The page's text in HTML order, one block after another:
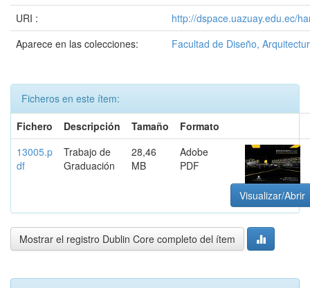
URI :
http://dspace.uazuay.edu.ec/
Aparece en las colecciones:
Facultad de Diseño,
Ficheros en este ítem:
Fichero
Descripción Tamaño
Formato
13005.p
df
Trabajo de
Graduación
28,46
MB
Adobe
PDF
Visualizar/Abrir
Mostrar el registro Dublin Core completo del ítem